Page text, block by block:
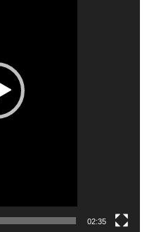
02:35